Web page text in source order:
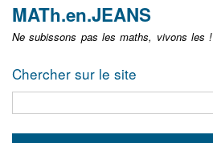
MATh.en.JEANS
Ne subissons pas les maths, vivons les !
Chercher sur le site